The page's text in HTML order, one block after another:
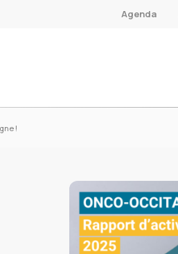
Agenda
!